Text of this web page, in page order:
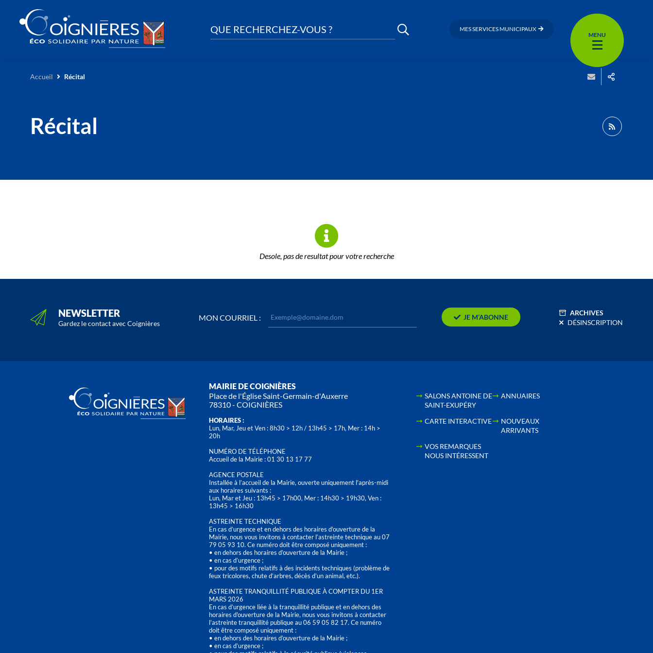
QUE RECHERCHEZ-VOUS ? MES SERVICES MUNICIPAUX
MENU
Accueil Récital
Récital
Desole, pas de resultat pour votre recherche
NEWSLETTER
Gardez le contact avec Coignières
MON COURRIEL : JE M’ABONNE
ARCHIVES
DÉSINSCRIPTION
MAIRIE DE COIGNIÈRES
Place de l'Église Saint-Germain-d'Auxerre
78310 - COIGNIÈRES
HORAIRES :
Lun, Mar, Jeu et Ven : 8h30 > 12h / 13h45 > 17h, Mer : 14h >
20h
NUMÉRO DE TÉLÉPHONE
Accueil de la Mairie : 01 30 13 17 77
AGENCE POSTALE
Installée à l’accueil de la Mairie, ouverte uniquement l'après-midi
aux horaires suivants :
Lun, Mar et Jeu : 13h45 > 17h00, Mer : 14h30 > 19h30, Ven :
13h45 > 16h30
ASTREINTE TECHNIQUE
En cas d’urgence et en dehors des horaires d'ouverture de la
Mairie, nous vous invitons à contacter l’astreinte technique au 07
79 05 93 10. Ce numéro doit être composé uniquement :
• en dehors des horaires d’ouverture de la Mairie ;
• en cas d’urgence ;
• pour des motifs relatifs à des incidents techniques (problème de
feux tricolores, chute d’arbres, décès d’un animal, etc.).
ASTREINTE TRANQUILLITÉ PUBLIQUE À COMPTER DU 1ER
MARS 2026
En cas d’urgence liée à la tranquillité publique et en dehors des
horaires d'ouverture de la Mairie, nous vous invitons à contacter
l’astreinte tranquillité publique au 06 59 05 82 17. Ce numéro
doit être composé uniquement :
• en dehors des horaires d’ouverture de la Mairie ;
• en cas d’urgence ;
SALONS ANTOINE DE
SAINT-EXUPÉRY
ANNUAIRES
CARTE INTERACTIVE
NOUVEAUX
ARRIVANTS
VOS REMARQUES
NOUS INTÉRESSENT